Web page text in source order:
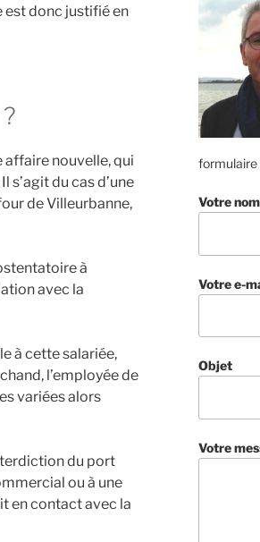
est donc justifié en
affaire nouvelle, qui
s’agit du cas d’une
de Villeurbanne,
à
avec la
à cette salariée,
l’employée de
variées alors
du port
ou à une
en contact avec la
formulaire
Votre nom
Votre e-
Objet
Votre